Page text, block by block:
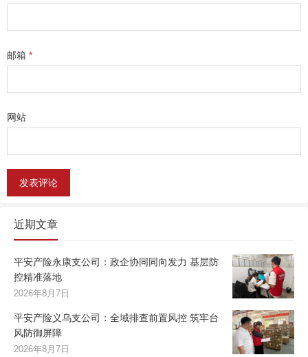
邮箱 *
网站
近期文章
平安产险永康支公司：政企协同同向发力 基层防
控精准落地
2026年8月7日
平安产险义乌支公司：全域排查前置风控 筑牢台
风防御屏障
2026年8月7日